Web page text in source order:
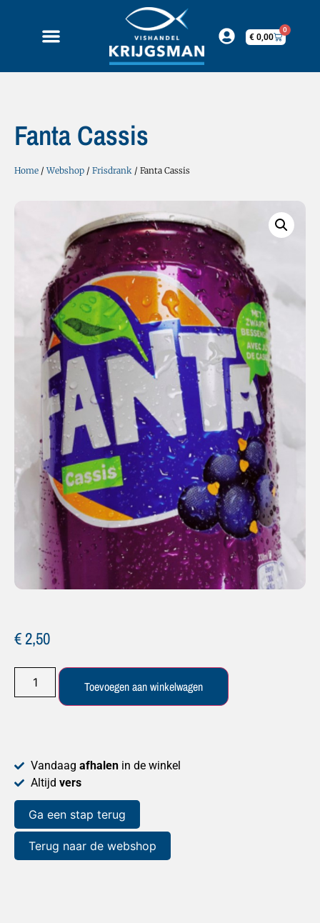
€ 0,00
0
Fanta Cassis
Home /Webshop / Frisdrank / Fanta Cassis
€2,50
Toevoegen aan winkelwagen
Vandaag afhalen in de winkel
Altijd vers
Ga een stap terug
Terug naar de webshop